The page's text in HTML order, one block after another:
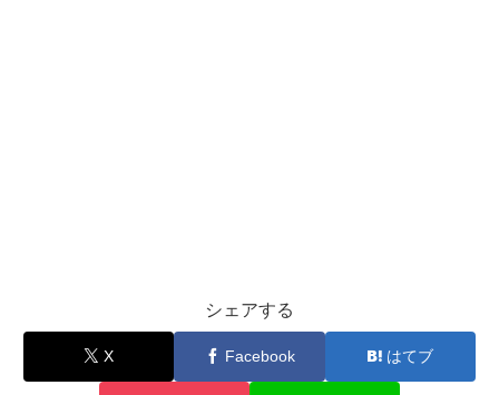
シェアする
X Facebook はてブ